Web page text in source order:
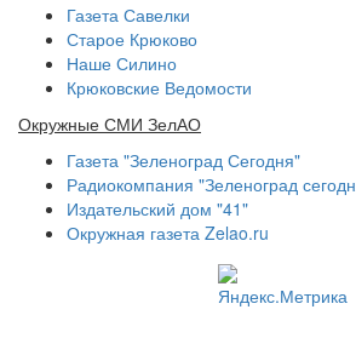
Газета Савелки
Старое Крюково
Наше Силино
Крюковские Ведомости
Окружные СМИ ЗелАО
Газета "Зеленоград Сегодня"
Радиокомпания "Зеленоград
Издательский дом "41"
Окружная газета Zelao.ru